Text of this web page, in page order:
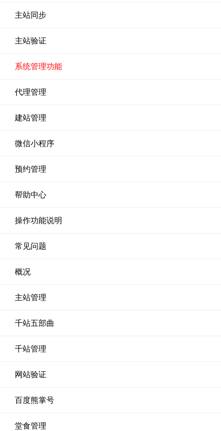
主站同步
主站验证
系统管理功能
代理管理
建站管理
微信小程序
预约管理
帮助中心
操作功能说明
常见问题
概况
主站管理
千站五部曲
千站管理
网站验证
百度熊掌号
堂食管理